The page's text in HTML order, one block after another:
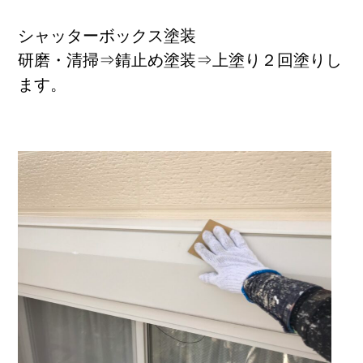
0120-963-324
営業時間 9:00 ~ 19:00
シャッターボックス塗装
研磨・清掃⇒錆止め塗装⇒上塗り２回塗りし
ます。